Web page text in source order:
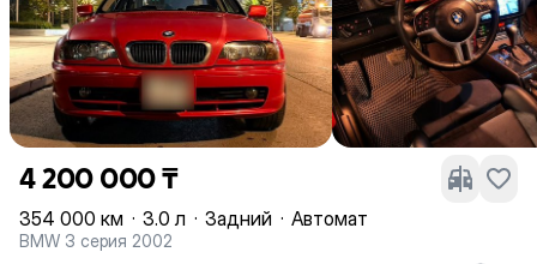
4 200 000 ₸
354 000 км · 3.0 л · Задний · Автомат
BMW 3 серия 2002